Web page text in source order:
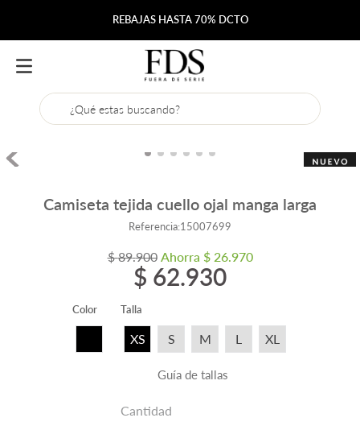
REBAJAS HASTA 70% DCTO
¿Qué estas buscando?
Camiseta tejida cuello ojal manga larga
Referencia:15007699
$ 89.900 Ahorra $ 26.970
$ 62.930
Color Talla
XS S M L XL
Guía de tallas
Cantidad